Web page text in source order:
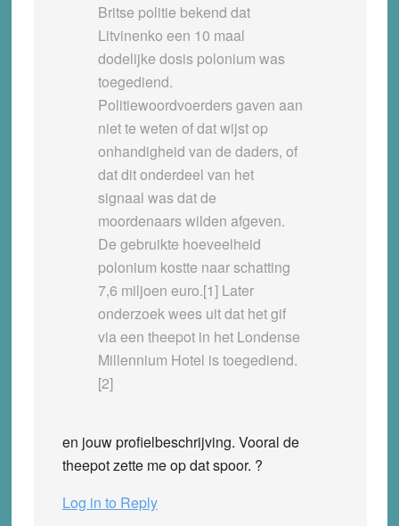
Britse politie bekend dat
Litvinenko een 10 maal
dodelijke dosis polonium was
toegediend.
Politiewoordvoerders gaven aan
niet te weten of dat wijst op
onhandigheid van de daders, of
dat dit onderdeel van het
signaal was dat de
moordenaars wilden afgeven.
De gebruikte hoeveelheid
polonium kostte naar schatting
7,6 miljoen euro.[1] Later
onderzoek wees uit dat het gif
via een theepot in het Londense
Millennium Hotel is toegediend.
[2]
en jouw profielbeschrijving. Vooral de
theepot zette me op dat spoor. ?
Log in to Reply